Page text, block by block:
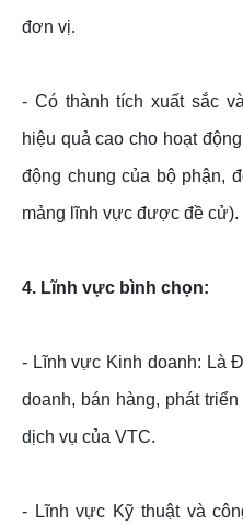
đơn vị.
- Có thành tích xuất sắc
hiệu quả cao cho hoạt
động chung của bộ phận,
mảng lĩnh vực được đề cử).
4. Lĩnh vực bình chọn:
- Lĩnh vực Kinh doanh: Là
doanh, bán hàng, phát
dịch vụ của VTC.
- Lĩnh vực Kỹ thuật và